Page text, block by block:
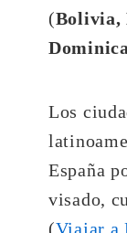
(Bolivia,
Los
España
visado,
(Viajar a